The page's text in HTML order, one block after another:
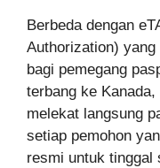
Berbeda dengan
Authorization)
bagi pemegang
terbang ke
melekat langsung
setiap pemohon
resmi untuk tinggal